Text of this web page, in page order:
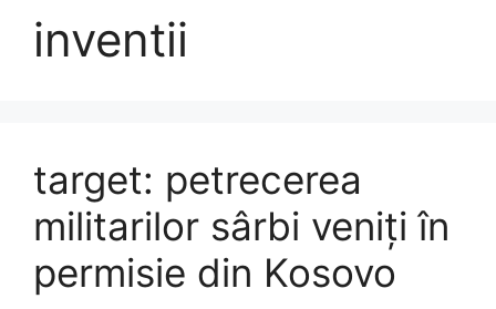
inventii
target: petrecerea
militarilor sârbi veniți în
permisie din Kosovo